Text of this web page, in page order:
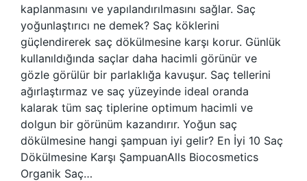
kaplanmasını ve yapılandırılmasını sağlar. Saç
yoğunlaştırıcı ne demek? Saç köklerini
güçlendirerek saç dökülmesine karşı korur. Günlük
kullanıldığında saçlar daha hacimli görünür ve
gözle görülür bir parlaklığa kavuşur. Saç tellerini
ağırlaştırmaz ve saç yüzeyinde ideal oranda
kalarak tüm saç tiplerine optimum hacimli ve
dolgun bir görünüm kazandırır. Yoğun saç
dökülmesine hangi şampuan iyi gelir? En İyi 10 Saç
Dökülmesine Karşı ŞampuanAlls Biocosmetics
Organik Saç…